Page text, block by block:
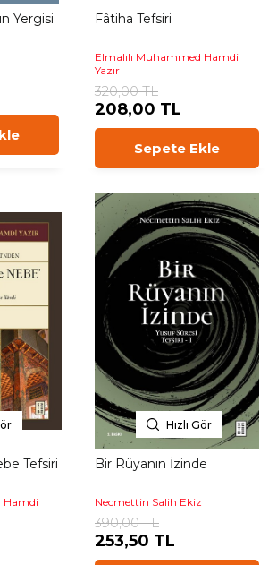
Yergisi Fâtiha Tefsiri
Elmalılı Muhammed Hamdi
Yazır
320,00 TL
208,00 TL
Sepete Ekle
Tefsiri
Hamdi
Hızlı Gör
Bir Rüyanın İzinde
Necmettin Salih Ekiz
390,00 TL
253,50 TL